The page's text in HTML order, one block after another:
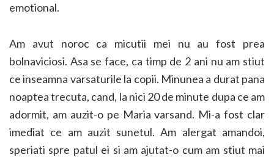
emotional.
Am avut noroc ca micutii mei nu au fost prea
bolnaviciosi. Asa se face, ca timp de 2 ani nu am stiut
ce inseamna varsaturile la copii. Minunea a durat pana
noaptea trecuta, cand, la nici 20 de minute dupa ce am
adormit, am auzit-o pe Maria varsand. Mi-a fost clar
imediat ce am auzit sunetul. Am alergat amandoi,
speriati spre patul ei si am ajutat-o cum am stiut mai